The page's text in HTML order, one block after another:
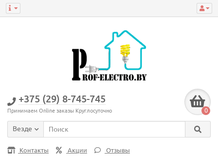
+375 (29) 8-745-745
Принимаем Online заказы Круглосуточно 0
Везде
Контакты Акции Отзывы